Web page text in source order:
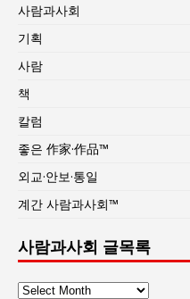
사람과사회
기획
사람
책
칼럼
좋은 作家·作品™
외교·안보·통일
계간 사람과사회™
사람과사회 글목록
사